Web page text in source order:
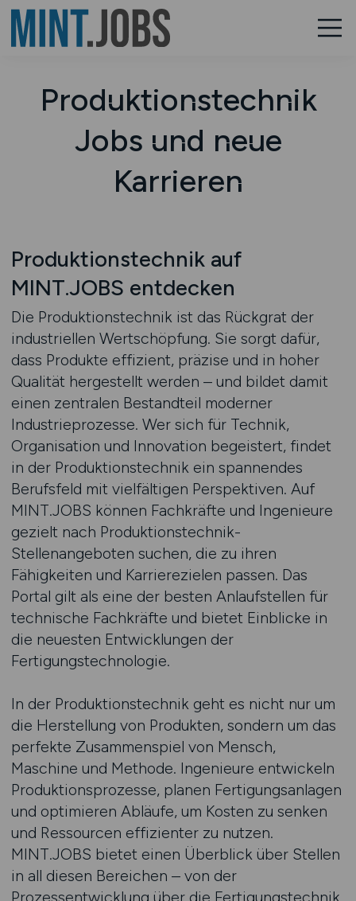
Produktionstechnik
Jobs und neue
Karrieren
Produktionstechnik auf
MINT.JOBS entdecken
Die Produktionstechnik ist das Rückgrat der
industriellen Wertschöpfung. Sie sorgt dafür,
dass Produkte effizient, präzise und in hoher
Qualität hergestellt werden – und bildet damit
einen zentralen Bestandteil moderner
Industrieprozesse. Wer sich für Technik,
Organisation und Innovation begeistert, findet
in der Produktionstechnik ein spannendes
Berufsfeld mit vielfältigen Perspektiven. Auf
MINT.JOBS können Fachkräfte und Ingenieure
gezielt nach Produktionstechnik-
Stellenangeboten suchen, die zu ihren
Fähigkeiten und Karrierezielen passen. Das
Portal gilt als eine der besten Anlaufstellen für
technische Fachkräfte und bietet Einblicke in
die neuesten Entwicklungen der
Fertigungstechnologie.
In der Produktionstechnik geht es nicht nur um
die Herstellung von Produkten, sondern um das
perfekte Zusammenspiel von Mensch,
Maschine und Methode. Ingenieure entwickeln
Produktionsprozesse, planen Fertigungsanlagen
und optimieren Abläufe, um Kosten zu senken
und Ressourcen effizienter zu nutzen.
MINT.JOBS bietet einen Überblick über Stellen
in all diesen Bereichen – von der
Prozessentwicklung über die Fertigungstechnik